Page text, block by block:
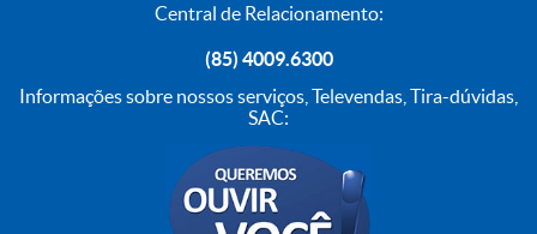
Central de Relacionamento:
(85) 4009.6300
Informações sobre nossos serviços, Televendas, Tira-dúvidas,
SAC: